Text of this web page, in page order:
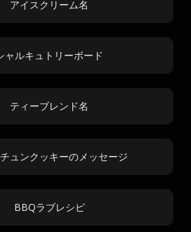
アイスクリーム名
ャルキュトリーボード
ティーブレンド名
ュンクッキーのメッセージ
BBQラブレシピ